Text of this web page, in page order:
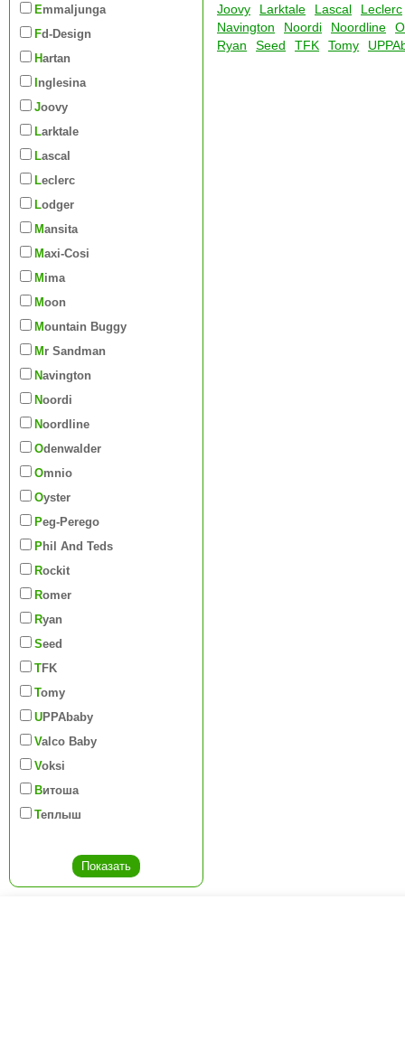
Emmaljunga
Fd-Design
Hartan
Inglesina
Joovy
Larktale
Lascal
Leclerc
Lodger
Mansita
Maxi-Cosi
Mima
Moon
Mountain Buggy
Mr Sandman
Navington
Noordi
Noordline
Odenwalder
Omnio
Oyster
Peg-Perego
Phil And Teds
Rockit
Romer
Ryan
Seed
TFK
Tomy
UPPAbaby
Valco Baby
Voksi
Витоша
Теплыш
Joovy
Larktale Lascal
Leclerc
Navington
Noordi Noordline
Ryan
Seed TFK Tomy